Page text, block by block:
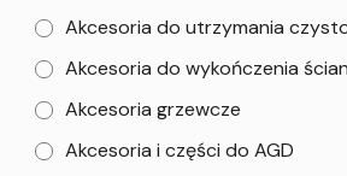
Akcesoria do utrzymania
Akcesoria do wykończenia ścian
Akcesoria grzewcze
Akcesoria i części do AGD